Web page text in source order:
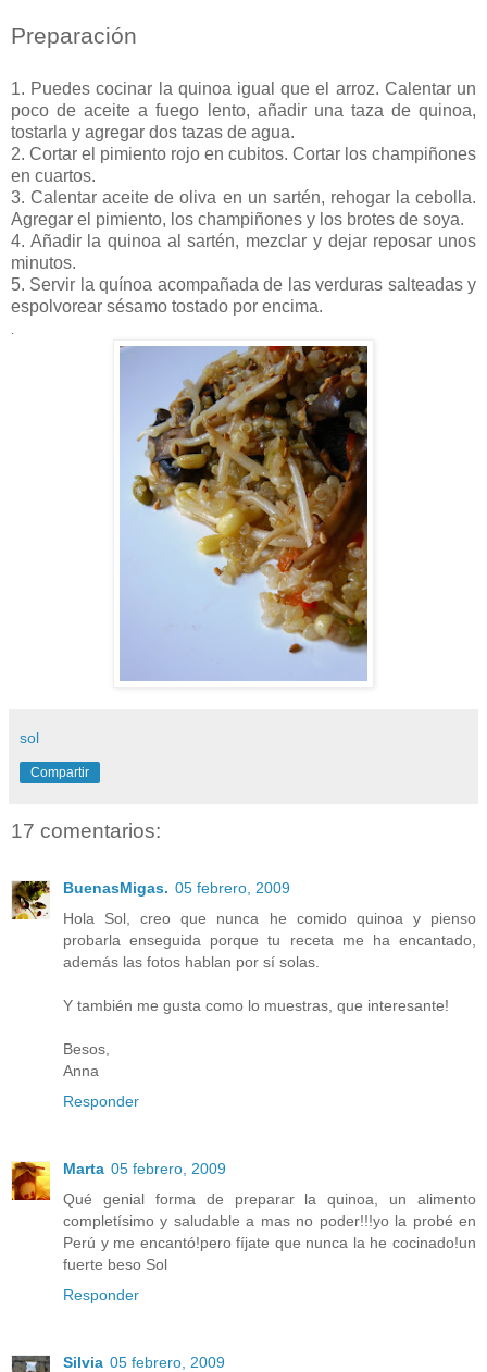
Preparación
1. Puedes cocinar la quinoa igual que el arroz. Calentar un
poco de aceite a fuego lento, añadir una taza de quinoa,
tostarla y agregar dos tazas de agua.
2. Cortar el pimiento rojo en cubitos. Cortar los champiñones
en cuartos.
3. Calentar aceite de oliva en un sartén, rehogar la cebolla.
Agregar el pimiento, los champiñones y los brotes de soya.
4. Añadir la quinoa al sartén, mezclar y dejar reposar unos
minutos.
5. Servir la quínoa acompañada de las verduras salteadas y
espolvorear sésamo tostado por encima.
.
sol
Compartir
17 comentarios:
BuenasMigas. 05 febrero, 2009
Hola Sol, creo que nunca he comido quinoa y pienso
probarla enseguida porque tu receta me ha encantado,
además las fotos hablan por sí solas.
Y también me gusta como lo muestras, que interesante!
Besos,
Anna
Responder
Marta 05 febrero, 2009
Qué genial forma de preparar la quinoa, un alimento
completísimo y saludable a mas no poder!!!yo la probé en
Perú y me encantó!pero fíjate que nunca la he cocinado!un
fuerte beso Sol
Responder
Silvia 05 febrero, 2009